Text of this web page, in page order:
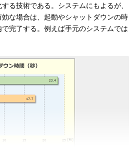
る技術である。システムにもよるが、
な場合は、起動やシャットダウンの時
完了する。例えば手元のシステムでは